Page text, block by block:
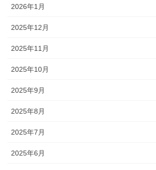
2026年1月
2025年12月
2025年11月
2025年10月
2025年9月
2025年8月
2025年7月
2025年6月